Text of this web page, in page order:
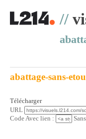
//
abattage-sans-
Télécharger
URL
Code Avec lien :